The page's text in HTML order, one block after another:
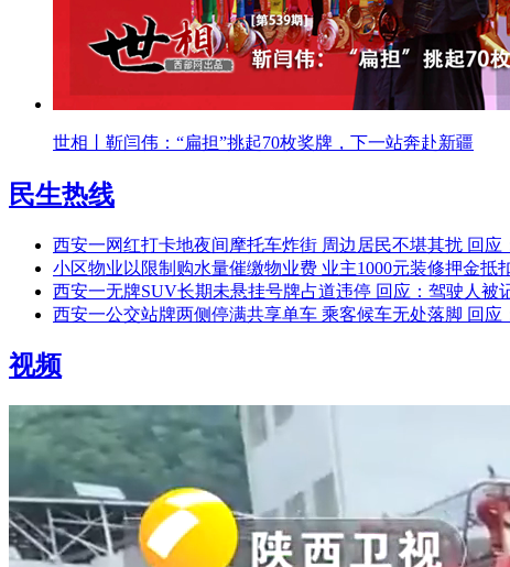
世相丨靳闫伟：“扁担”挑起70枚奖牌，下一站奔赴新疆
民生热线
西安一网红打卡地夜间摩托车炸街 周边居民不堪其扰 回应
小区物业以限制购水量催缴物业费 业主1000元装修押金抵
西安一无牌SUV长期未悬挂号牌占道违停 回应：驾驶人被
西安一公交站牌两侧停满共享单车 乘客候车无处落脚 回
视频